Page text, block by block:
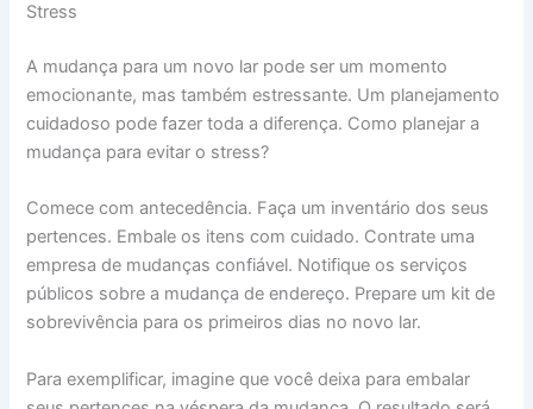
Stress
A mudança para um novo lar pode ser um momento
emocionante, mas também estressante. Um planejamento
cuidadoso pode fazer toda a diferença. Como planejar a
mudança para evitar o stress?
Comece com antecedência. Faça um inventário dos seus
pertences. Embale os itens com cuidado. Contrate uma
empresa de mudanças confiável. Notifique os serviços
públicos sobre a mudança de endereço. Prepare um kit de
sobrevivência para os primeiros dias no novo lar.
Para exemplificar, imagine que você deixa para embalar